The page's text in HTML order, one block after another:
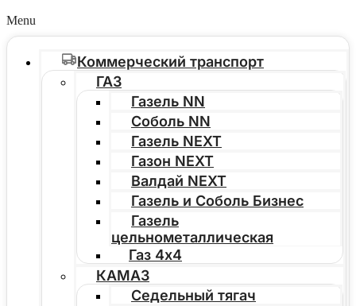
Menu
Коммерческий транспорт
ГАЗ
Газель NN
Соболь NN
Газель NEXT
Газон NEXT
Валдай NEXT
Газель и Соболь Бизнес
Газель
цельнометаллическая
Газ 4х4
КАМАЗ
Седельный тягач